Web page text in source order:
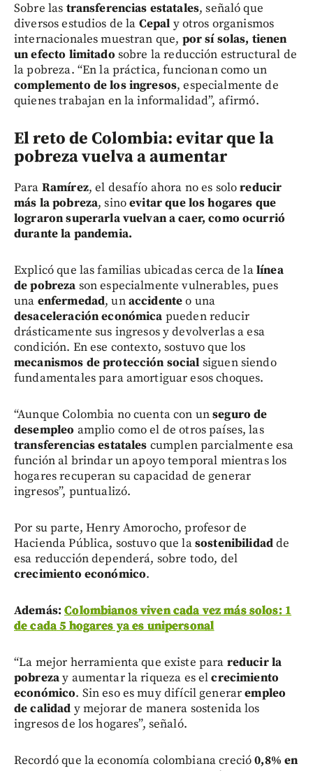
Sobre las transferencias estatales, señaló que
diversos estudios de la Cepal y otros organismos
internacionales muestran que, por sí solas, tienen
un efecto limitado sobre la reducción estructural de
la pobreza. “En la práctica, funcionan como un
complemento de los ingresos, especialmente de
quienes trabajan en la informalidad”, afirmó.
El reto de Colombia: evitar que la
pobreza vuelva a aumentar
Para Ramírez, el desafío ahora no es soloreducir
más la pobreza, sinoevitar que los hogares que
lograron superarla vuelvan a caer, como ocurrió
durante la pandemia.
Explicó que las familias ubicadas cerca de lalínea
de pobreza son especialmente vulnerables, pues
una enfermedad, unaccidenteo una
desaceleración económica pueden reducir
drásticamente sus ingresos y devolverlas a esa
condición. En ese contexto, sostuvo que los
mecanismos de protección social siguen siendo
fundamentales para amortiguar esos choques.
“Aunque Colombia no cuenta con unseguro de
desempleo amplio como el de otros países, las
transferencias estatales cumplen parcialmente esa
función al brindar un apoyo temporal mientras los
hogares recuperan su capacidad de generar
ingresos”, puntualizó.
Por su parte, Henry Amorocho, profesor de
Hacienda Pública, sostuvo que lasostenibilidadde
esa reducción dependerá, sobre todo, del
crecimiento económico.
Además:Colombianos viven cada vez más solos: 1
de cada 5 hogares ya es unipersonal
“La mejor herramienta que existe para reducir la
pobrezay aumentar la riqueza es elcrecimiento
económico. Sin eso es muy difícil generarempleo
de calidad y mejorar de manera sostenida los
ingresos de los hogares”, señaló.
Recordó que la economía colombiana creció0,8% en